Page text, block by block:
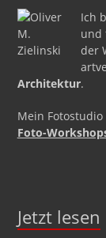
Ich
und
der
Architektur.
Mein
Foto-
Jetzt lesen